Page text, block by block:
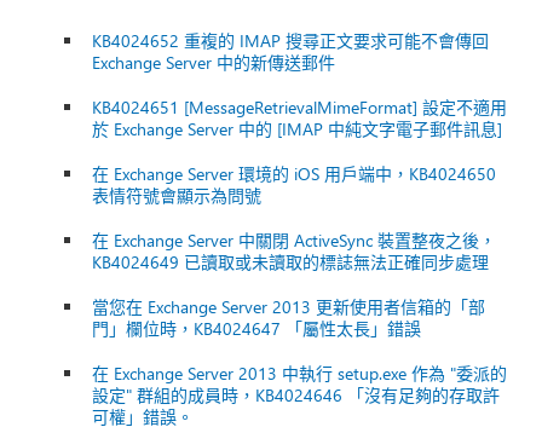
KB4024652 重複的 IMAP 搜尋正文要求可能不會傳回
Exchange Server 中的新傳送郵件
KB4024651 [MessageRetrievalMimeFormat] 設定不適用
於 Exchange Server 中的 [IMAP 中純文字電子郵件訊息]
在 Exchange Server 環境的 iOS 用戶端中，KB4024650
表情符號會顯示為問號
在 Exchange Server 中關閉 ActiveSync 裝置整夜之後，
KB4024649 已讀取或未讀取的標誌無法正確同步處理
當您在 Exchange Server 2013 更新使用者信箱的「部
門」欄位時，KB4024647 「屬性太長」錯誤
在 Exchange Server 2013 中執行 setup.exe 作為 "委派的
設定" 群組的成員時，KB4024646 「沒有足夠的存取許
可權」錯誤。